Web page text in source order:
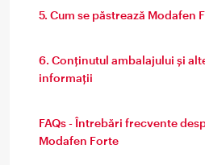
5. Cum se păstrează Modafen
6. Conținutul ambalajului și
informații
FAQs - Întrebări frecvente
Modafen Forte